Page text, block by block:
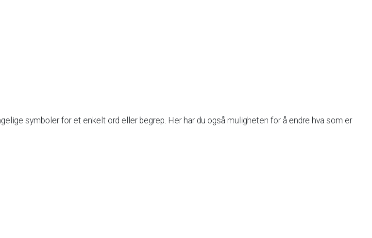
symboler for et enkelt ord eller begrep. Her har du også muligheten for å endre hva som er